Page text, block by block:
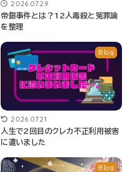
2026.07.29
帝銀事件とは？12人毒殺と冤罪論
を整理
Blog
2026.07.21
人生で2回目のクレカ不正利用被害
に遭いました
Blog